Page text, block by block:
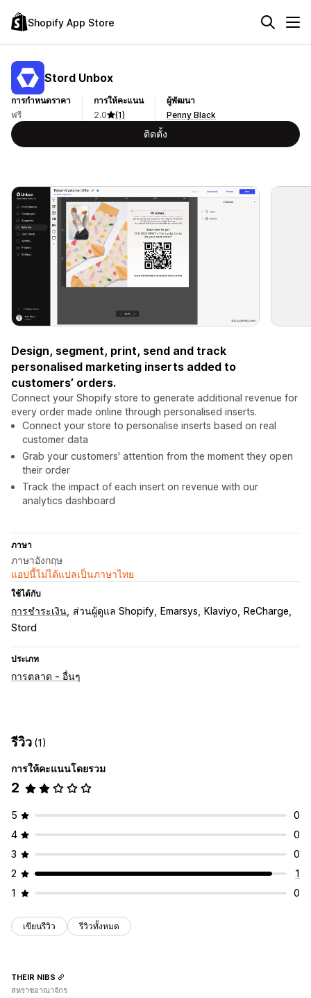
Shopify App Store
Stord Unbox
การกำหนดราคา
ฟรี
การให้คะแนน
2.0
(1)
ผู้พัฒนา
Penny Black
ติดตั้ง
Design, segment, print, send and track
personalised marketing inserts added to
customers’ orders.
Connect your Shopify store to generate additional revenue for
every order made online through personalised inserts.
Connect your store to personalise inserts based on real
customer data
Grab your customers' attention from the moment they open
their order
Track the impact of each insert on revenue with our
analytics dashboard
ภาษา
ภาษาอังกฤษ
แอปนี้ไม่ได้แปลเป็นภาษาไทย
ใช้ได้กับ
การชำระเงิน ส่วนผู้ดูแล Shopify Emarsys Klaviyo
ReCharge
Stord
ประเภท
การตลาด - อื่นๆ
รีวิว (1)
การให้คะแนนโดยรวม
2
5
0
4
0
3
0
2
1
1
0
เขียนรีวิว รีวิวทั้งหมด
THEIR NIBS
สหราชอาณาจักร